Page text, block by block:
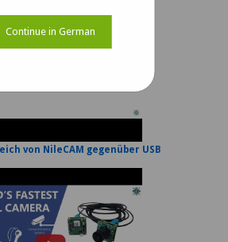
von NileCAM gegenüber USB
Continue in German